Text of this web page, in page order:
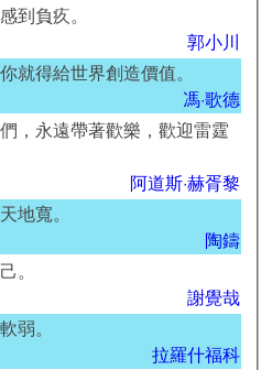
到負疚。
郭小川
就得給世界創造價值。
馮·歌德
，永遠帶著歡樂，歡迎雷霆
阿道斯·赫胥黎
地寬。
陶鑄
。
謝覺哉
弱。
拉羅什福科